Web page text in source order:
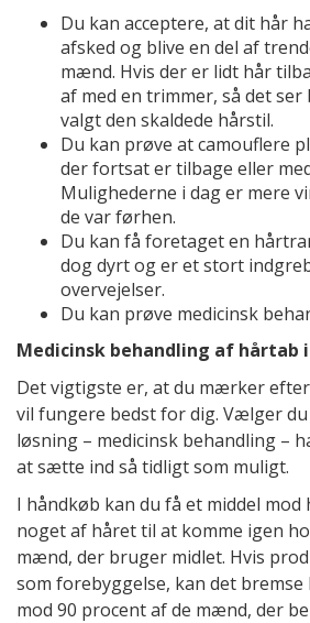
Du kan acceptere, at dit hår
afsked og blive en del af
mænd. Hvis der er lidt hår
af med en trimmer, så det
valgt den skaldede hårstil.
Du kan prøve at camouflere
der fortsat er tilbage eller
Mulighederne i dag er mere
de var førhen.
Du kan få foretaget en
dog dyrt og er et stort
overvejelser.
Du kan prøve medicinsk
Medicinsk behandling af hårtab
Det vigtigste er, at du mærker
vil fungere bedst for dig. Vælger
løsning – medicinsk behandling –
at sætte ind så tidligt som muligt.
I håndkøb kan du få et middel mod
noget af håret til at komme igen
mænd, der bruger midlet. Hvis
som forebyggelse, kan det
mod 90 procent af de mænd, der